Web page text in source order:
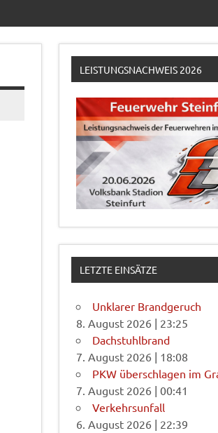
LEISTUNGSNACHWEIS 2026
LETZTE EINSÄTZE
Unklarer Brandgeruch
8. August 2026 | 23:25
Dachstuhlbrand
7. August 2026 | 18:08
PKW überschlagen im
7. August 2026 |00:41
Verkehrsunfall
6. August 2026 | 22:39